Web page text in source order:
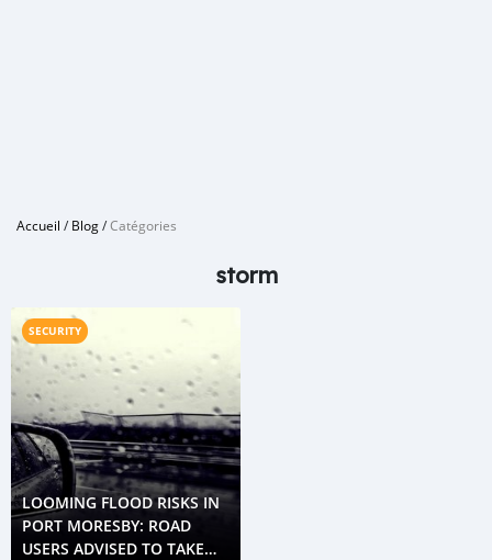
Accueil /Blog/Catégories
storm
SECURITY
LOOMING FLOOD RISKS IN
PORT MORESBY: ROAD
USERS ADVISED TO TAKE